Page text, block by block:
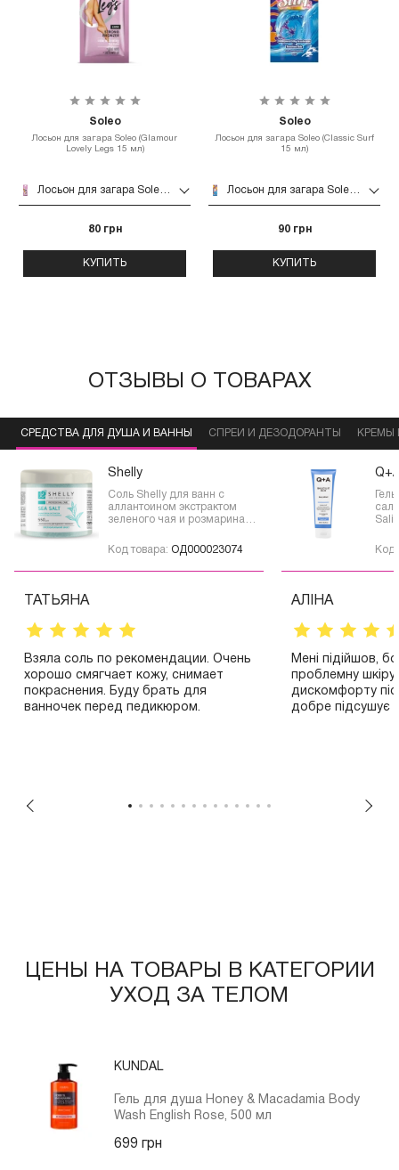
Soleo
Лосьон для загара Soleo (Glamour
Lovely Legs 15 мл)
Лосьон для загара Soleo (Glamour Lovely Legs 15 мл)
80 грн
КУПИТЬ
Soleo
Лосьон для загара Soleo (Classic Surf
15 мл)
Лосьон для загара Soleo (Classic Surf 15 мл)
90 грн
КУПИТЬ
ОТЗЫВЫ О ТОВАРАХ
СРЕДСТВА ДЛЯ ДУША И ВАННЫ СПРЕИ И ДЕЗОДОРАНТЫ КРЕМЫ
Shelly
Соль Shelly для ванн с
аллантоином экстрактом
зеленого чая и розмарина
Код товара: ОД000023074
ТАТЬЯНА
Взяла соль по рекомендации. Очень
хорошо смягчает кожу, снимает
покраснения. Буду брать для
ванночек перед педикюром.
Код
АЛІНА
Мені підійшов,
проблемну
дискомфорту
добре підсушує
ЦЕНЫ НА ТОВАРЫ В КАТЕГОРИИ
УХОД ЗА ТЕЛОМ
KUNDAL
Гель для душа Honey & Macadamia Body
Wash English Rose, 500 мл
699 грн